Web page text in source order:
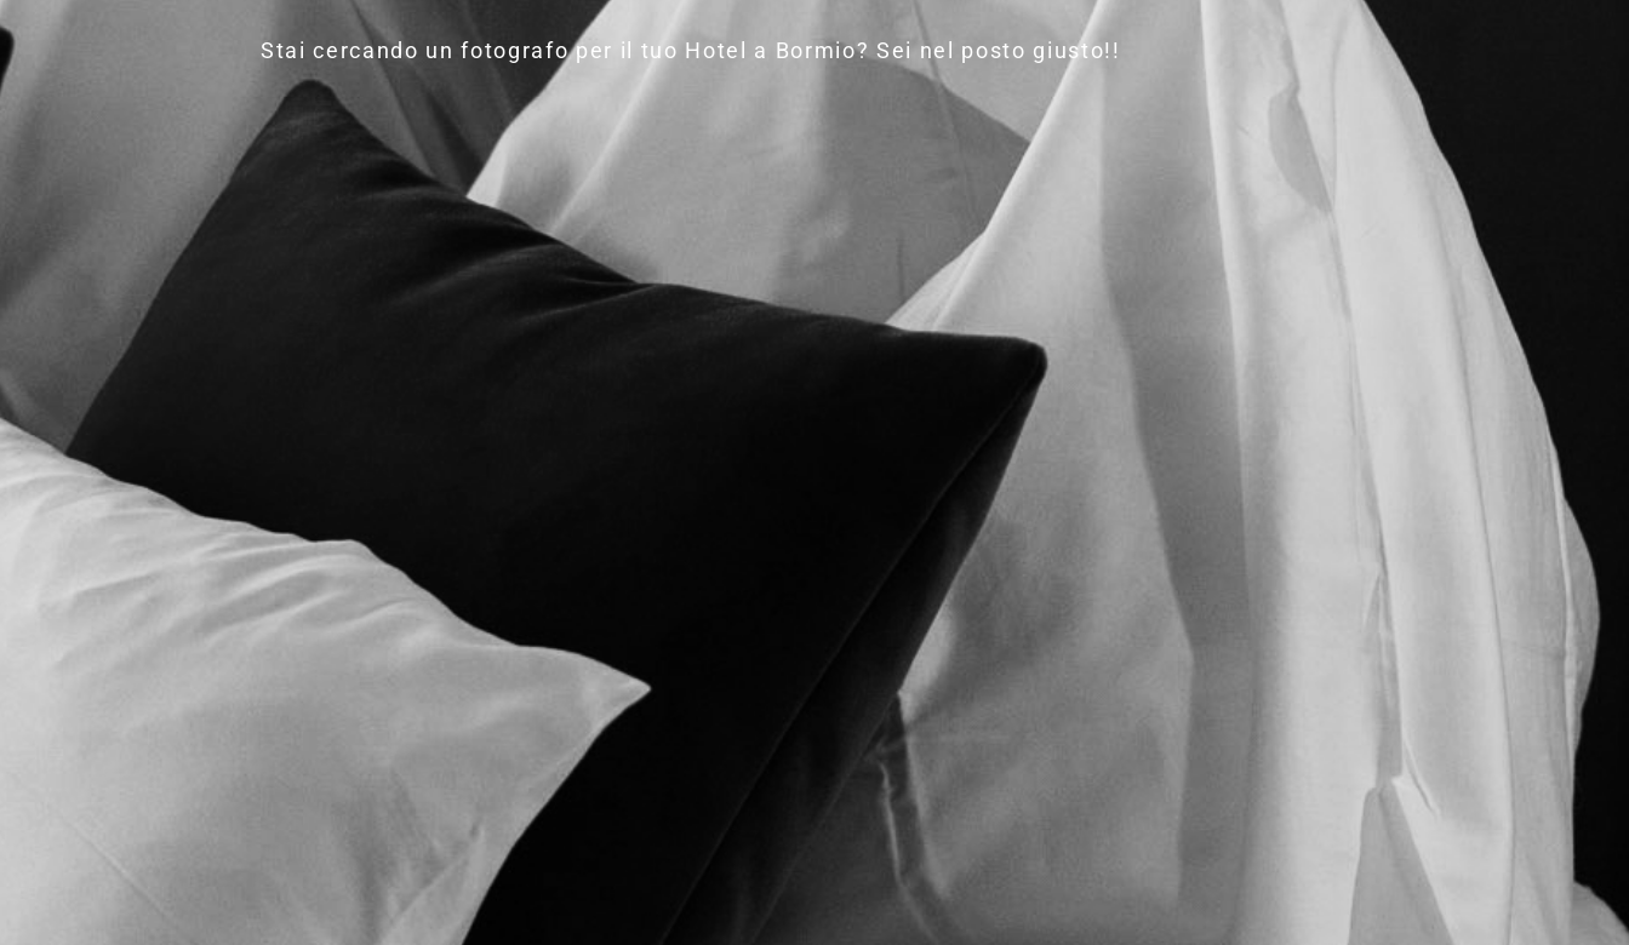
Stai cercando un fotografo per il tuo Hotel a Bormio? Sei nel posto giusto!!